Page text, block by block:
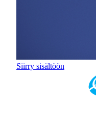
Siirry sisältöön